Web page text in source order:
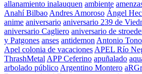
allanamiento inalauquen ambiente
Anahí Bilbao Andres Amoroso Ángel
anime aniversario aniversario 239 de
aniversario Cagliero aniversario de
y Patgones anses antidemon Antonio
Apel colonia de vacaciones APEL Río
ThrashMetal APP Ceferino apuñalado
arbolado público Argentino Montero